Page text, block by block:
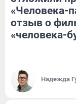
«Человека-
отзыв о
«человека-
Надежда